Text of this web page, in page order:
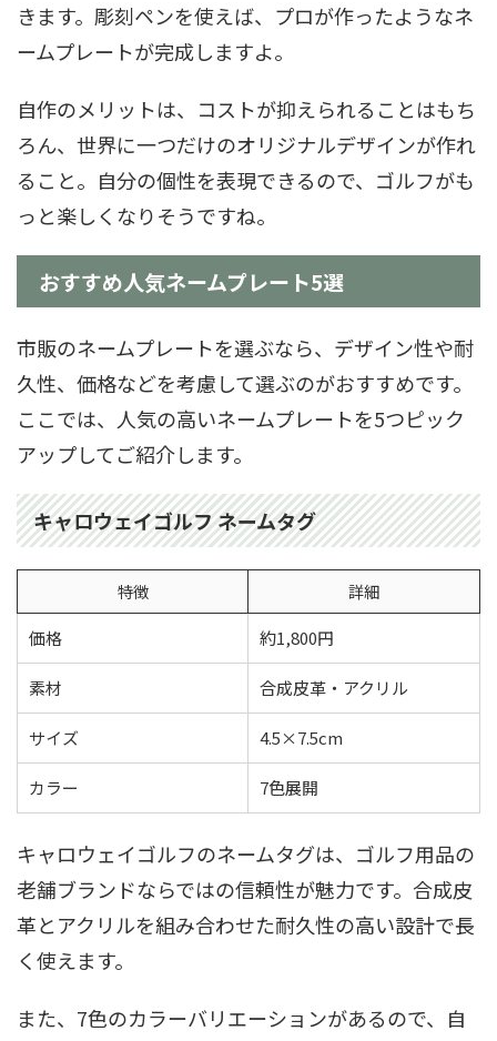
きます。彫刻ペンを使えば、プロが作ったようなネ
ームプレートが完成しますよ。
自作のメリットは、コストが抑えられることはもち
ろん、世界に一つだけのオリジナルデザインが作れ
ること。自分の個性を表現できるので、ゴルフがも
っと楽しくなりそうですね。
おすすめ人気ネームプレート5選
市販のネームプレートを選ぶなら、デザイン性や耐
久性、価格などを考慮して選ぶのがおすすめです。
ここでは、人気の高いネームプレートを5つピック
アップしてご紹介します。
キャロウェイゴルフ ネームタグ
特徴
詳細
価格
約1,800円
素材 合成皮革・アクリル
サイズ 4.5×7.5cm
カラー 7色展開
キャロウェイゴルフのネームタグは、ゴルフ用品の
老舗ブランドならではの信頼性が魅力です。合成皮
革とアクリルを組み合わせた耐久性の高い設計で長
く使えます。
また、7色のカラーバリエーションがあるので、自